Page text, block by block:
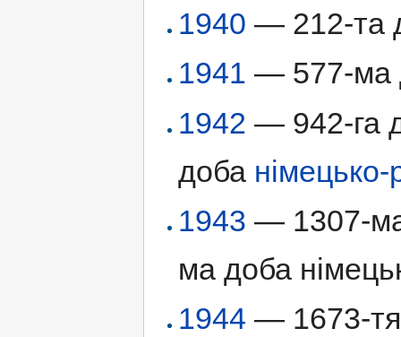
1940 — 212-та
1941 — 577-ма
1942 — 942-га
доба німецько-
1943 — 1307-ма
ма доба
1944 — 1673-тя